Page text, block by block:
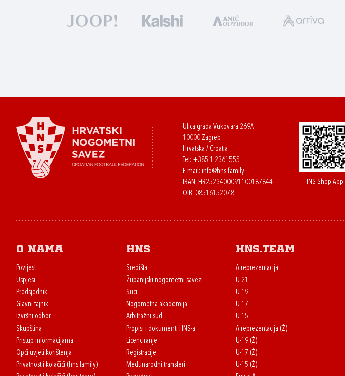
Ulica grada Vukovara 269A
10000 Zagreb
Hrvatska / Croatia
Tel: +385 1 2361555
E-mail: info@hns.family
IBAN: HR2523400091100187844
OIB: 08516152078
HNS Shop App
O nama
Povijest
Uspjesi
Predsjednik
Glavni tajnik
Izvršni odbor
Skupština
Pristup informacijama
Opći uvjeti korištenja
Privatnost i kolačići (hns.family)
HNS
Središta
Županijski nogometni savezi
Suci
Nogometna akademija
Arbitražni sud
Propisi i dokumenti HNS-a
Licenciranje
Registracije
Međunarodni transferi
HNS.team
A reprezentacija
U-21
U-19
U-17
U-15
A reprezentacija (Ž)
U-19 (Ž)
U-17 (Ž)
U-15 (Ž)